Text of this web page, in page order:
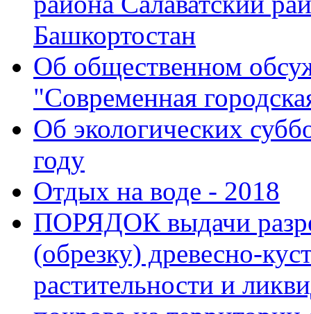
Башкортостан
Об общественном
"Современная
Об экологических
году
Отдых на воде - 2018
ПОРЯДОК выдачи
(обрезку) древесно-
растительности и